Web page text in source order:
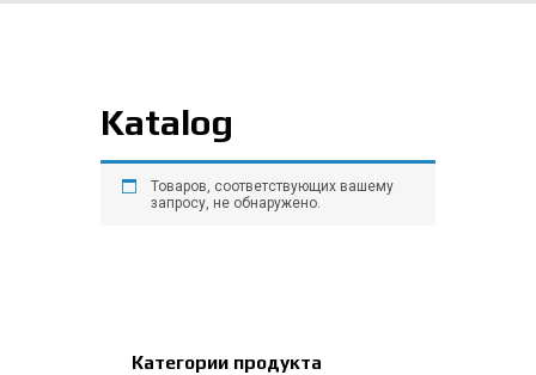
Katalog
Товаров, соответствующих вашему
запросу, не обнаружено.
Категории продукта